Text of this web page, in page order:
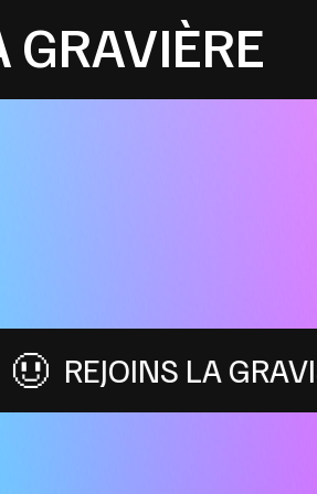
GRAVIÈRE
LA GRAVISPHÈRE :